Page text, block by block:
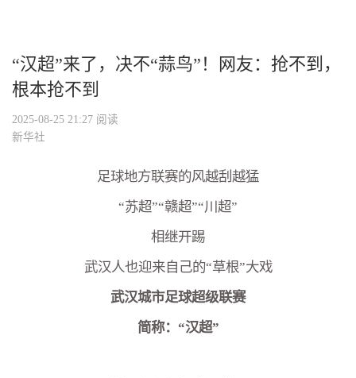
“汉超”来了，决不“蒜鸟”！网友：抢不到，
根本抢不到
2025-08-25 21:27 阅读
新华社
足球地方联赛的风越刮越猛
“苏超”“赣超”“川超”
相继开踢
武汉人也迎来自己的“草根”大戏
武汉城市足球超级联赛
简称：“汉超”